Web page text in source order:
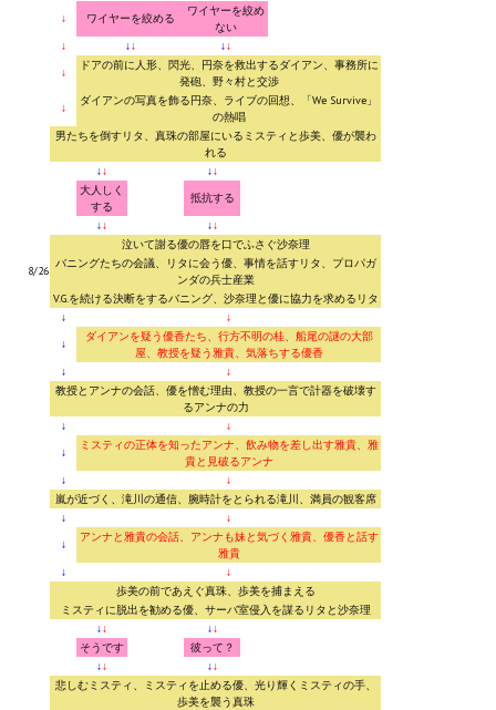
↓
ワイヤーを絞める
ワイヤーを絞め
ない
↓
↓↓ ↓↓
↓
ドアの前に人形、閃光、円奈を救出するダイアン、事務所に
発砲、野々村と交渉
↓
ダイアンの写真を飾る円奈、ライブの回想、「We Survive」
の熱唱
男たちを倒すリタ、真珠の部屋にいるミスティと歩美、優が襲わ
れる
↓↓ ↓↓
大人しく
する
抵抗する
↓↓ ↓↓
泣いて謝る優の唇を口でふさぐ沙奈理
8/26
バニングたちの会議、リタに会う優、事情を話すリタ、プロパガ
ンダの兵士産業
V.G.を続ける決断をするバニング、沙奈理と優に協力を求めるリタ
↓
↓
↓
ダイアンを疑う優香たち、行方不明の桂、船尾の謎の大部
屋、教授を疑う雅貴、気落ちする優香
↓
↓
教授とアンナの会話、優を憎む理由、教授の一言で計器を破壊す
るアンナの力
↓
↓
↓
ミスティの正体を知ったアンナ、飲み物を差し出す雅貴、雅
貴と見破るアンナ
↓
↓
嵐が近づく、滝川の通信、腕時計をとられる滝川、満員の観客席
↓
↓
↓
アンナと雅貴の会話、アンナも妹と気づく雅貴、優香と話す
雅貴
↓
↓
歩美の前であえぐ真珠、歩美を捕まえる
ミスティに脱出を勧める優、サーバ室侵入を謀るリタと沙奈理
↓↓ ↓↓
そうです
彼って？
↓↓ ↓↓
悲しむミスティ、ミスティを止める優、光り輝くミスティの手、
歩美を襲う真珠